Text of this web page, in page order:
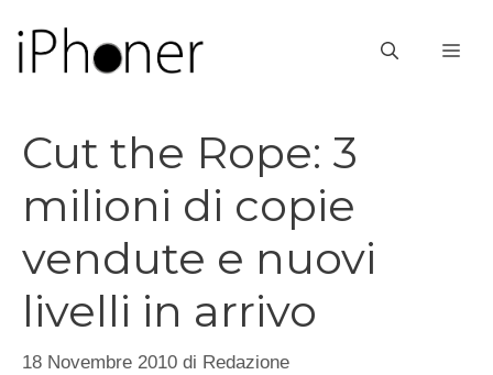
contenuto
Cut the Rope: 3
milioni di copie
vendute e nuovi
livelli in arrivo
18 Novembre 2010 di Redazione